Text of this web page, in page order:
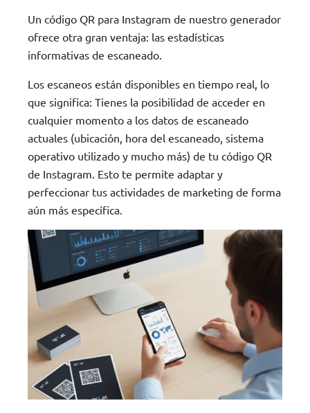
Un código QR para Instagram de nuestro generador
ofrece otra gran ventaja: las estadísticas
informativas de escaneado.
Los escaneos están disponibles en tiempo real, lo
que significa: Tienes la posibilidad de acceder en
cualquier momento a los datos de escaneado
actuales (ubicación, hora del escaneado, sistema
operativo utilizado y mucho más) de tu código QR
de Instagram. Esto te permite adaptar y
perfeccionar tus actividades de marketing de forma
aún más específica.